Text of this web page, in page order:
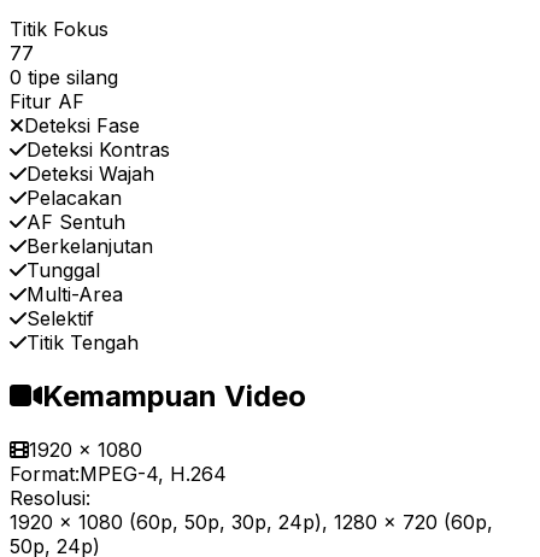
Titik Fokus
77
0 tipe silang
Fitur AF
Deteksi Fase
Deteksi Kontras
Deteksi Wajah
Pelacakan
AF Sentuh
Berkelanjutan
Tunggal
Multi-Area
Selektif
Titik Tengah
Kemampuan Video
1920 x 1080
Format:MPEG-4, H.264
Resolusi:
1920 x 1080 (60p, 50p, 30p, 24p), 1280 x 720 (60p,
50p, 24p)